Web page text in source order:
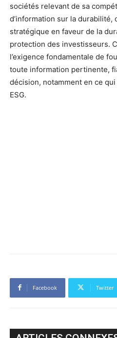
sociétés relevant de sa
d’information sur la durabilité,
stratégique en faveur de la
protection des investisseurs.
l’exigence fondamentale de
toute information pertinente,
décision, notamment en ce
ESG.
Facebook Twitter